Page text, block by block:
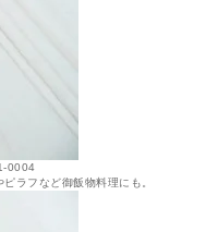
0004
ラフなど御飯物料理にも。